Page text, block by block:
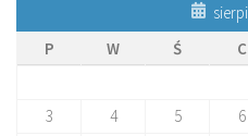
P
W Ś C
3
4 5 6